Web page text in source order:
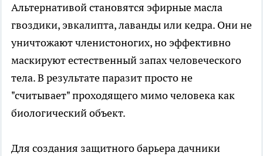
Альтернативой становятся эфирные масла
гвоздики, эвкалипта, лаванды или кедра. Они не
уничтожают членистоногих, но эффективно
маскируют естественный запах человеческого
тела. В результате паразит просто не
"считывает" проходящего мимо человека как
биологический объект.
Для создания защитного барьера дачники